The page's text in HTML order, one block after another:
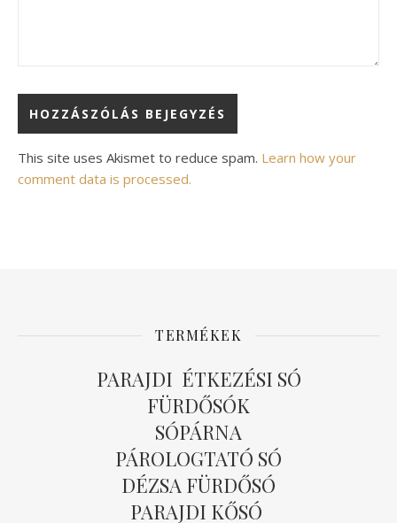
Alternative:
This site uses Akismet to reduce spam. Learn how your
comment data is processed.
TERMÉKEK
PARAJDI ÉTKEZÉSI SÓ
FÜRDŐSÓK
SÓPÁRNA
PÁROLOGTATÓ SÓ
DÉZSA FÜRDŐSÓ
PARAJDI KŐSÓ